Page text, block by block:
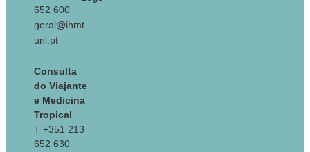
652 600
geral@ihmt.
unl.pt
Consulta
do Viajante
e Medicina
Tropical
T +351 213
652 630